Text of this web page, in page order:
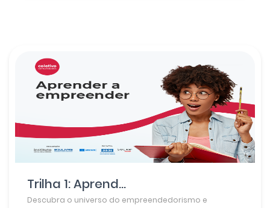
Trilha 1: Aprend...
Descubra o universo do empreendedorismo e